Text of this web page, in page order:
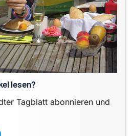
lesen?
Tagblatt abonnieren und